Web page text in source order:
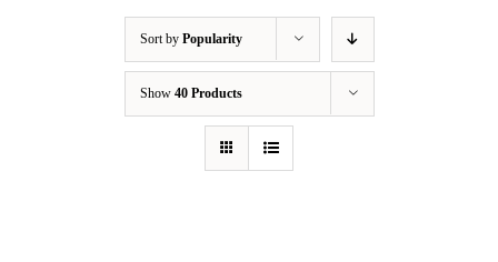
Sort by Popularity
Show 40 Products